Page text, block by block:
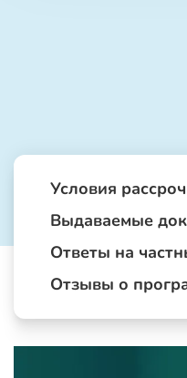
Условия
Выдаваемые
Ответы на
Отзывы о